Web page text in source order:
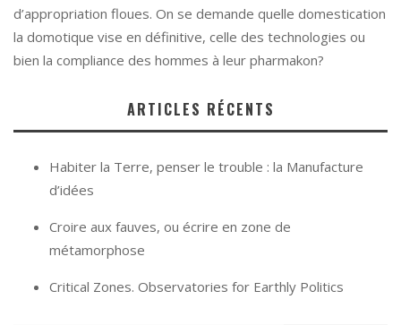
d’appropriation floues. On se demande quelle domestication
la domotique vise en définitive, celle des technologies ou
bien la compliance des hommes à leur pharmakon?
ARTICLES RÉCENTS
Habiter la Terre, penser le trouble : la Manufacture
d’idées
Croire aux fauves, ou écrire en zone de
métamorphose
Critical Zones. Observatories for Earthly Politics